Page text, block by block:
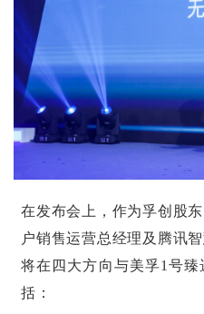
在发布会上，作为孚创股
户销售运营总经理及腾讯
将在四大方向与美孚1号
括：